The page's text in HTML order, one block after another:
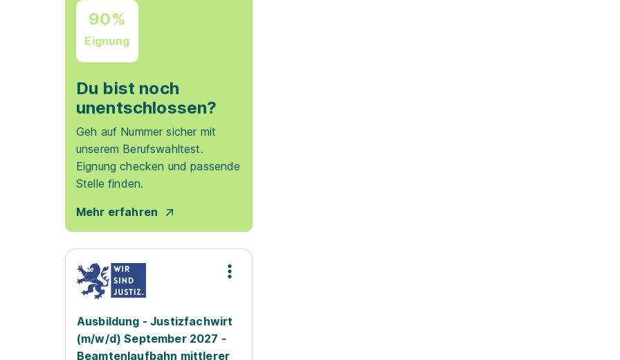
90%
Eignung
Du bist noch
unentschlossen?
Geh auf Nummer sicher mit
unserem Berufswahltest.
Eignung checken und passende
Stelle finden.
Mehr erfahren
Ausbildung - Justizfachwirt
(m/w/d) September 2027 -
Beamtenlaufbahn mittlerer